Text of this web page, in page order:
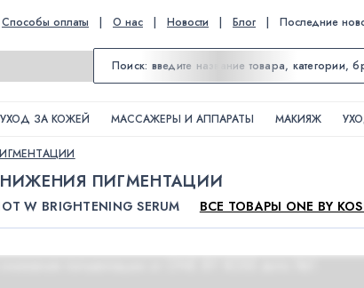
Способы оплаты | О нас | Новости | Блог | Последние
УХОД ЗА КОЖЕЙ МАССАЖЕРЫ И АППАРАТЫ МАКИЯЖ
ПИГМЕНТАЦИИ
W BRIGHTENING SERUM ВСЕ ТОВАРЫ ONE BY